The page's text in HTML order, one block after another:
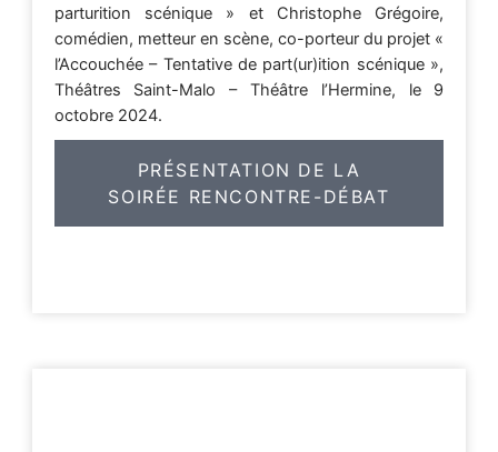
parturition scénique » et Christophe Grégoire,
comédien, metteur en scène, co-porteur du projet «
l’Accouchée – Tentative de part(ur)ition scénique »,
Théâtres Saint-Malo – Théâtre l’Hermine, le 9
octobre 2024.
PRÉSENTATION DE LA
SOIRÉE RENCONTRE-DÉBAT